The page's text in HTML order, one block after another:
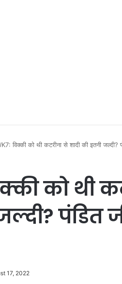
विक्की को थी कटरीना से शादी की इतनी
को थी
पंडित
17, 2022